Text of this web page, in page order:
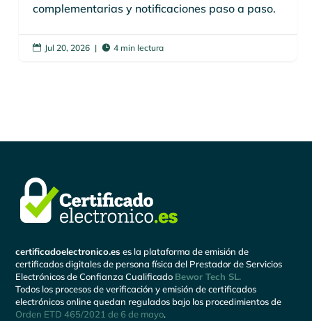
complementarias y notificaciones paso a paso.
 Jul 20, 2026 |  4 min lectura
certificadoelectronico.es es la plataforma de emisión de
certificados digitales de persona física del Prestador de Servicios
Electrónicos de Confianza Cualificado Bewor Tech SL.
Todos los procesos de verificación y emisión de certificados
electrónicos online quedan regulados bajo los procedimientos de
Orden ETD 465/2021 de 6 de mayo.